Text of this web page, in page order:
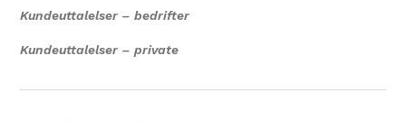
Kundeuttalelser – bedrifter
Kundeuttalelser – private